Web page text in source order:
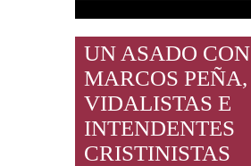
UN ASADO CON
MARCOS PEÑA,
VIDALISTAS E
INTENDENTES
CRISTINISTAS